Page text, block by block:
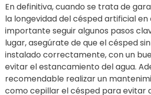
En definitiva, cuando se trata de
la longevidad del césped artificial en
importante seguir algunos pasos
lugar, asegúrate de que el césped
instalado correctamente, con un
evitar el estancamiento del agua.
recomendable realizar un
como cepillar el césped para evitar